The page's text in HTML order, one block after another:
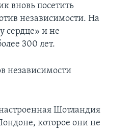
вновь посетить
независимости. На
сердце» и не
300 лет.
независимости
Шотландия
которое они не